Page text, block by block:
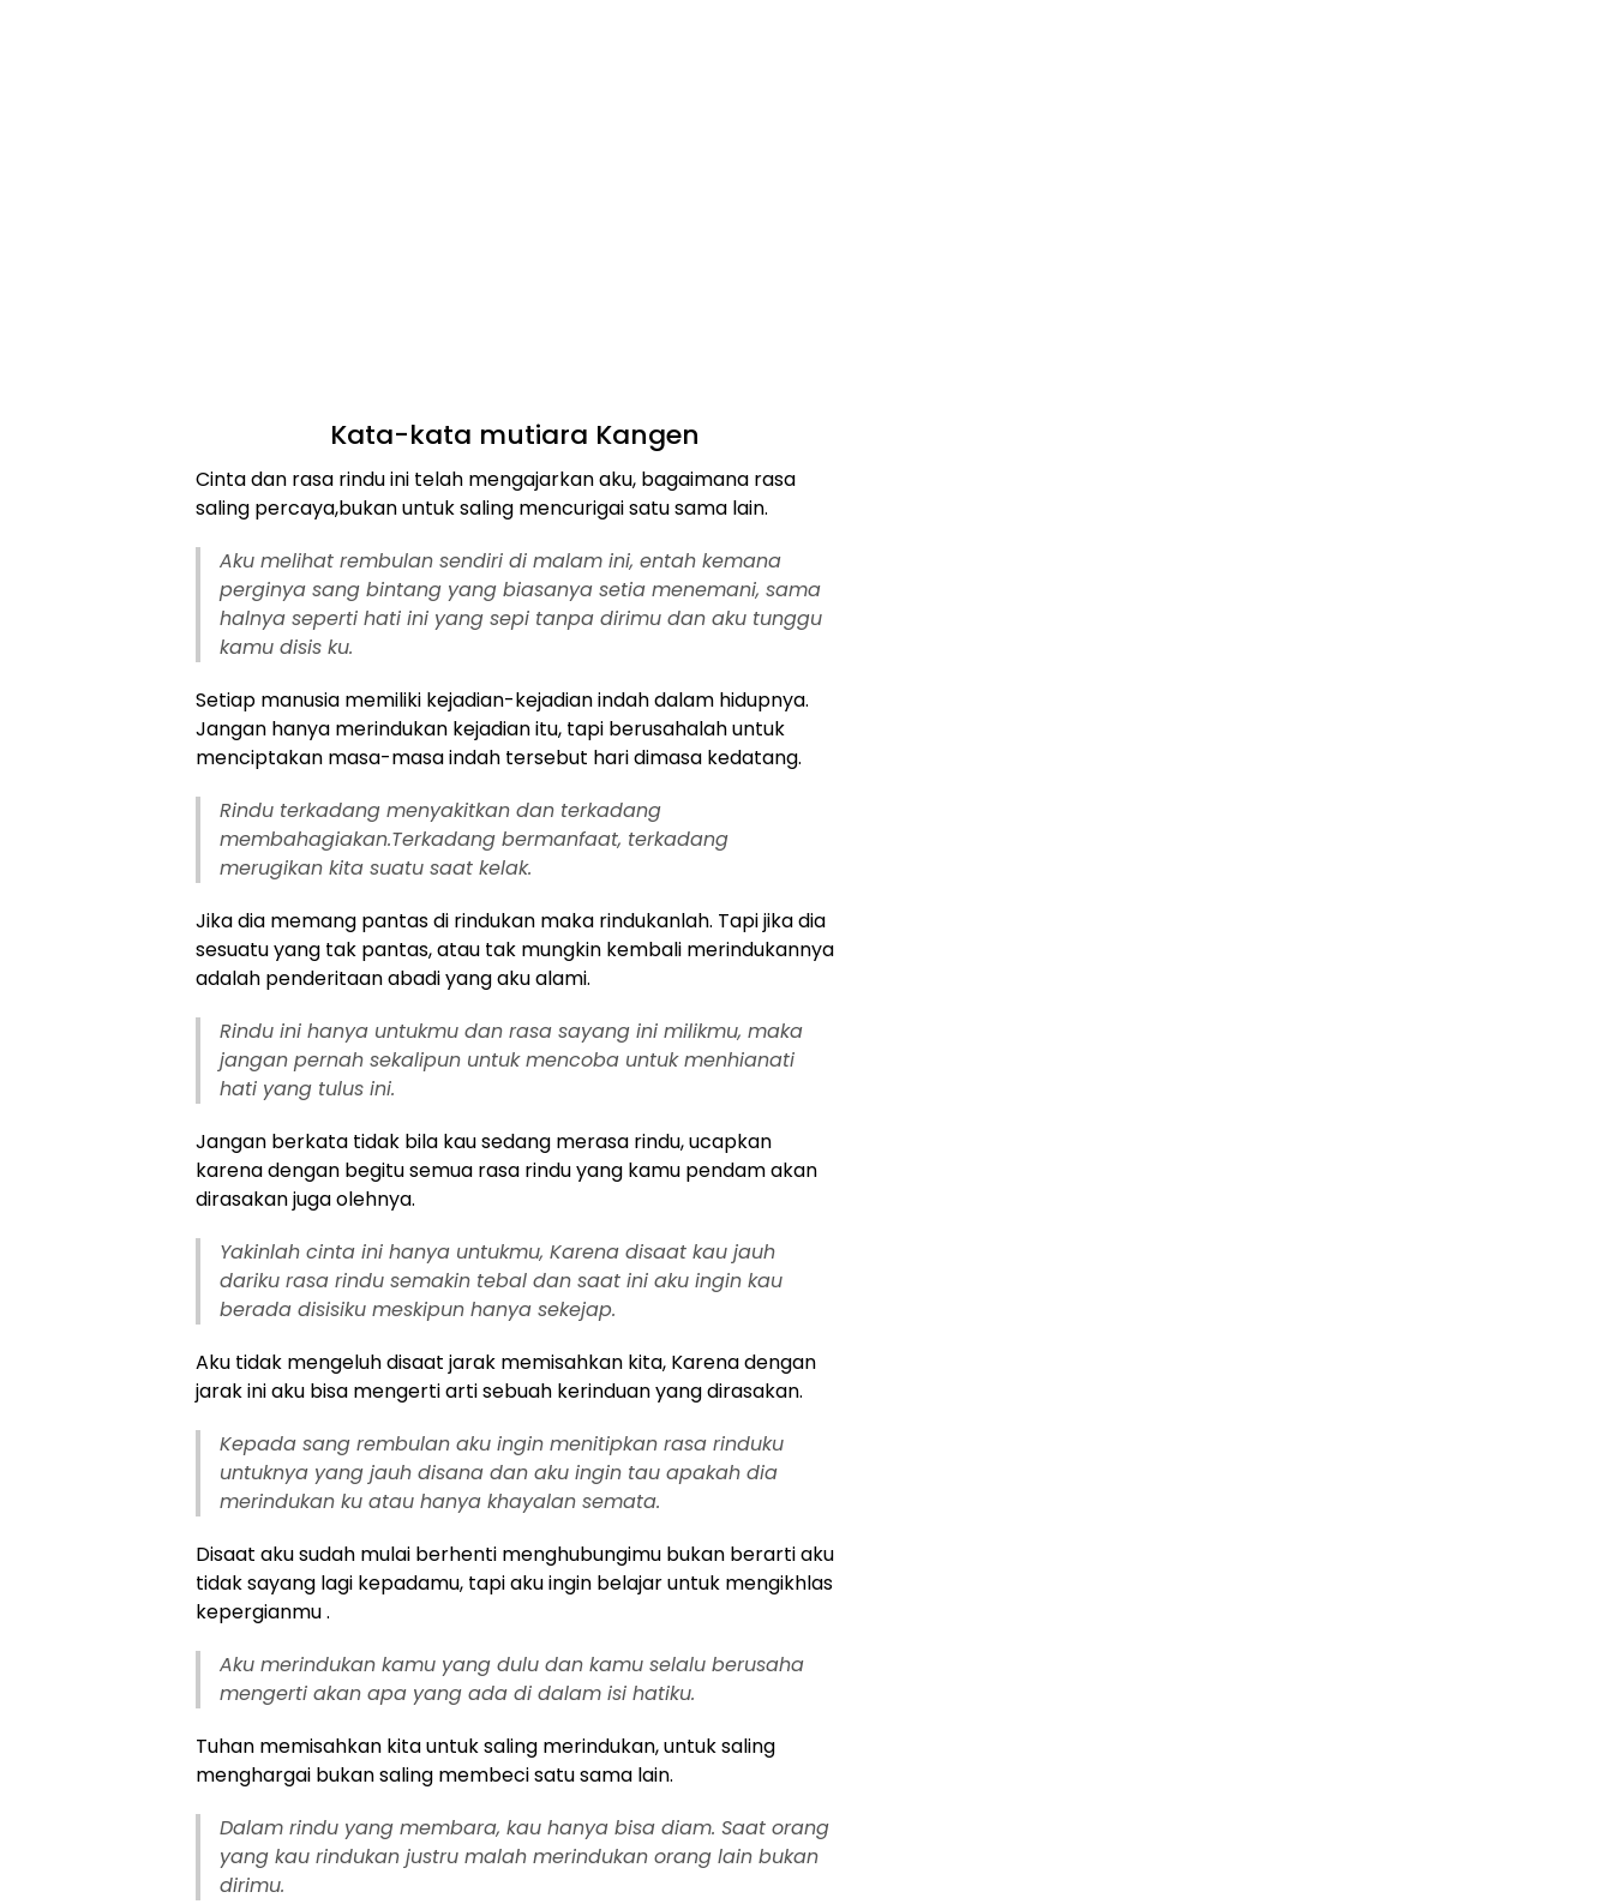
Kata-kata mutiara Kangen
Cinta dan rasa rindu ini telah mengajarkan aku, bagaimana rasa
saling percaya,bukan untuk saling mencurigai satu sama lain.
Aku melihat rembulan sendiri di malam ini, entah kemana
perginya sang bintang yang biasanya setia menemani, sama
halnya seperti hati ini yang sepi tanpa dirimu dan aku tunggu
kamu disis ku.
Setiap manusia memiliki kejadian-kejadian indah dalam hidupnya.
Jangan hanya merindukan kejadian itu, tapi berusahalah untuk
menciptakan masa-masa indah tersebut hari dimasa kedatang.
Rindu terkadang menyakitkan dan terkadang
membahagiakan.Terkadang bermanfaat, terkadang
merugikan kita suatu saat kelak.
Jika dia memang pantas di rindukan maka rindukanlah. Tapi jika dia
sesuatu yang tak pantas, atau tak mungkin kembali merindukannya
adalah penderitaan abadi yang aku alami.
Rindu ini hanya untukmu dan rasa sayang ini milikmu, maka
jangan pernah sekalipun untuk mencoba untuk menhianati
hati yang tulus ini.
Jangan berkata tidak bila kau sedang merasa rindu, ucapkan
karena dengan begitu semua rasa rindu yang kamu pendam akan
dirasakan juga olehnya.
Yakinlah cinta ini hanya untukmu, Karena disaat kau jauh
dariku rasa rindu semakin tebal dan saat ini aku ingin kau
berada disisiku meskipun hanya sekejap.
Aku tidak mengeluh disaat jarak memisahkan kita, Karena dengan
jarak ini aku bisa mengerti arti sebuah kerinduan yang dirasakan.
Kepada sang rembulan aku ingin menitipkan rasa rinduku
untuknya yang jauh disana dan aku ingin tau apakah dia
merindukan ku atau hanya khayalan semata.
Disaat aku sudah mulai berhenti menghubungimu bukan berarti aku
tidak sayang lagi kepadamu, tapi aku ingin belajar untuk mengikhlas
kepergianmu .
Aku merindukan kamu yang dulu dan kamu selalu berusaha
mengerti akan apa yang ada di dalam isi hatiku.
Tuhan memisahkan kita untuk saling merindukan, untuk saling
menghargai bukan saling membeci satu sama lain.
Dalam rindu yang membara, kau hanya bisa diam. Saat orang
yang kau rindukan justru malah merindukan orang lain bukan
dirimu.